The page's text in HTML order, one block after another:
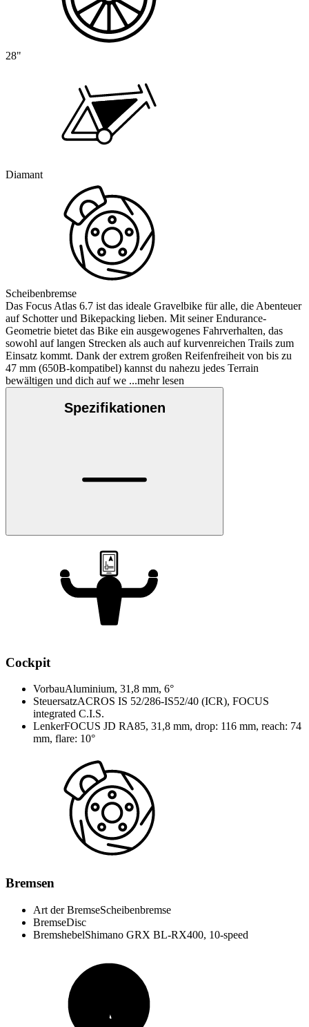
28"
Diamant
Scheibenbremse
Das Focus Atlas 6.7 ist das ideale Gravelbike für alle, die Abenteuer
auf Schotter und Bikepacking lieben. Mit seiner Endurance-
Geometrie bietet das Bike ein ausgewogenes Fahrverhalten, das
sowohl auf langen Strecken als auch auf kurvenreichen Trails zum
Einsatz kommt. Dank der extrem großen Reifenfreiheit von bis zu
47 mm (650B-kompatibel) kannst du nahezu jedes Terrain
bewältigen und dich auf we ...mehr lesen
Spezifikationen
Cockpit
VorbauAluminium, 31,8 mm, 6°
SteuersatzACROS IS 52/286-IS52/40 (ICR), FOCUS
integrated C.I.S.
LenkerFOCUS JD RA85, 31,8 mm, drop: 116 mm, reach: 74
mm, flare: 10°
Bremsen
Art der BremseScheibenbremse
BremseDisc
BremshebelShimano GRX BL-RX400, 10-speed